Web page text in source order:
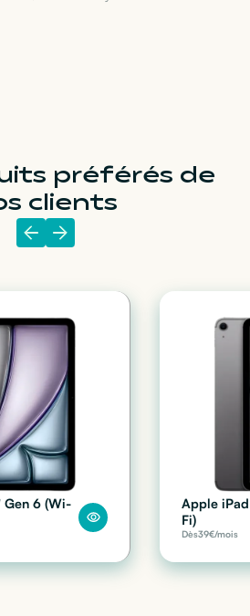
préférés de
clients
Gen 6 (Wi-
Apple
Fi)
Dès39€/mois